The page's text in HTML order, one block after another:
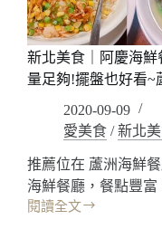
新北美食｜阿慶海
量足夠!擺盤也好看~
2020-09-09
愛美食 /新北美
推薦位在 蘆洲海鮮
海鮮餐廳，餐點豐
閱讀全文
新